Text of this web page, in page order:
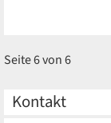
Kontakt
Seite 6 von 6